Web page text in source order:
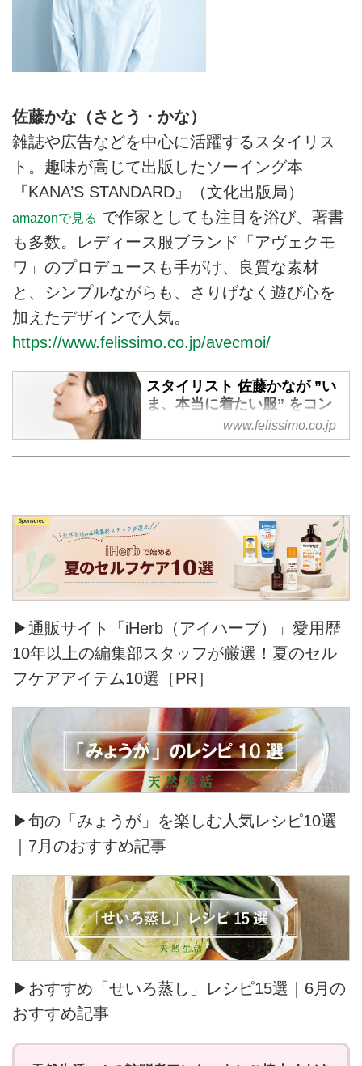
佐藤かな（さとう・かな）
雑誌や広告などを中心に活躍するスタイリス
ト。趣味が高じて出版したソーイング本
『KANA’S STANDARD』（文化出版局）
amazonで見る で作家としても注目を浴び、著書
も多数。レディース服ブランド「アヴェクモ
ワ」のプロデュースも手がけ、良質な素材
と、シンプルながらも、さりげなく遊び心を
加えたデザインで人気。
https://www.felissimo.co.jp/avecmoi/
スタイリスト 佐藤かなが ”い
ま、本当に着たい服” をコン
セプトに服をつくりました。
avecmoi［アヴェクモワ］
”いま、本当に着たい服” をコンセ
プトに服をつくりました。
www.felissimo.co.jp
▶通販サイト「iHerb（アイハーブ）」愛用歴
10年以上の編集部スタッフが厳選！夏のセル
フケアアイテム10選［PR］
▶旬の「みょうが」を楽しむ人気レシピ10選
｜7月のおすすめ記事
▶おすすめ「せいろ蒸し」レシピ15選｜6月の
おすすめ記事